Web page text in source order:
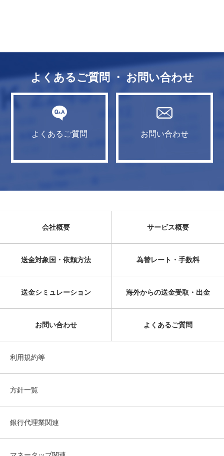
よくあるご質問 ・ お問い合わせ
よくあるご質問 お問い合わせ
会社概要 サービス概要
送金対象国・依頼方法 為替レート・手数料
送金シミュレーション 海外からの送金受取・出金
お問い合わせ よくあるご質問
利用規約等
方針一覧
銀行代理業関連